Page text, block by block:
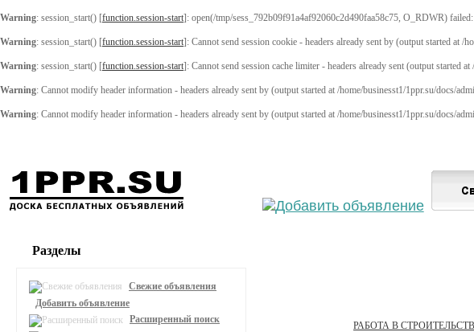
Warning: session_start() [function.session-start]: open(/tmp/sess_792b09f91a4af92060c2d490faa58c75, O_RDWR)
Warning: session_start() [function.session-start]: Cannot send session cookie - headers already sent by (output started at /
Warning: session_start() [function.session-start]: Cannot send session cache limiter - headers already sent (output started
Warning: Cannot modify header information - headers already sent by (output started at /home/businesst1/1ppr.su/docs/
Warning: Cannot modify header information - headers already sent by (output started at /home/businesst1/1ppr.su/docs/
РАБОТА В
Разделы
Свежие объявления
Добавить объявление
Расширенный поиск